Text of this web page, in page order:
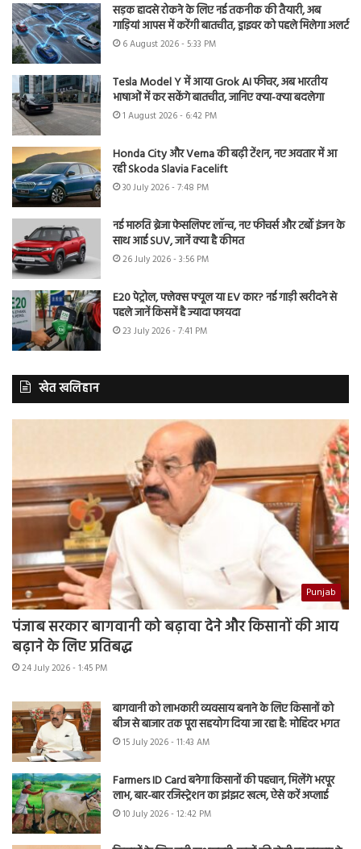
सड़क हादसे रोकने के लिए नई तकनीक की तैयारी, अब
गाड़ियां आपस में करेंगी बातचीत, ड्राइवर को पहले मिलेगा अलर्ट
6 August 2026 - 5:33 PM
Tesla Model Y में आया Grok AI फीचर, अब भारतीय
भाषाओं में कर सकेंगे बातचीत, जानिए क्या-क्या बदलेगा
1 August 2026 - 6:42 PM
Honda City और Verna की बढ़ी टेंशन, नए अवतार में आ
रही Skoda Slavia Facelift
30 July 2026 - 7:48 PM
नई मारुति ब्रेजा फेसलिफ्ट लॉन्च, नए फीचर्स और टर्बो इंजन के
साथ आई SUV, जानें क्या है कीमत
26 July 2026 - 3:56 PM
E20 पेट्रोल, फ्लेक्स फ्यूल या EV कार? नई गाड़ी खरीदने से
पहले जानें किसमें है ज्यादा फायदा
23 July 2026 - 7:41 PM
खेत खलिहान
Punjab
पंजाब सरकार बागवानी को बढ़ावा देने और किसानों की आय
बढ़ाने के लिए प्रतिबद्ध
24 July 2026 - 1:45 PM
बागवानी को लाभकारी व्यवसाय बनाने के लिए किसानों को
बीज से बाजार तक पूरा सहयोग दिया जा रहा है: मोहिंदर भगत
15 July 2026 - 11:43 AM
Farmers ID Card बनेगा किसानों की पहचान, मिलेंगे भरपूर
लाभ, बार-बार रजिस्ट्रेशन का झंझट खत्म, ऐसे करें अप्लाई
10 July 2026 - 12:42 PM